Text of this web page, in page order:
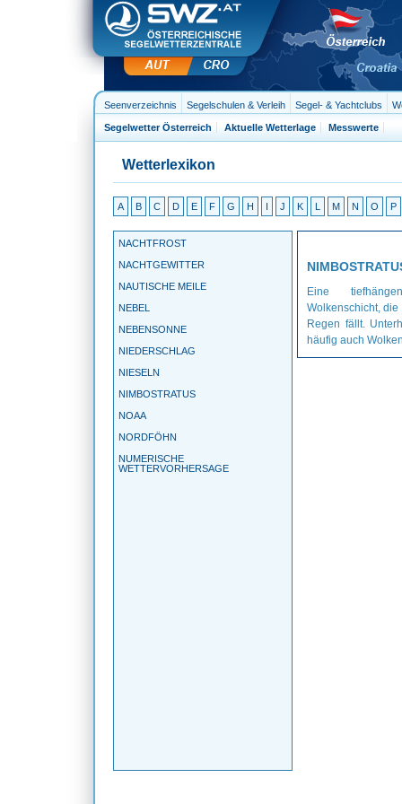
Seenverzeichnis Segelschulen & Verleih Segel- & Yachtclubs
Segelwetter Österreich Aktuelle Wetterlage Messwerte
Wetterlexikon
A B C D E F G H I J K L M N O P
NACHTFROST
NACHTGEWITTER
NAUTISCHE MEILE
NEBEL
NEBENSONNE
NIEDERSCHLAG
NIESELN
NIMBOSTRATUS
NOAA
NORDFÖHN
NUMERISCHE
WETTERVORHERSAGE
Eine
Wolkenschicht,
Regen fällt.
häufig auch